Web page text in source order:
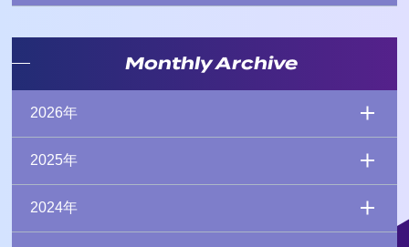
Monthly Archive
2026年
2025年
2024年